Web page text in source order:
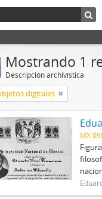
Mostrando 1
Descripción archivística
digitales
MX